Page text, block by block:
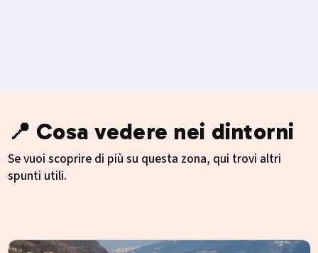
📍 Cosa vedere nei dintorni
Se vuoi scoprire di più su questa zona, qui trovi altri
spunti utili.